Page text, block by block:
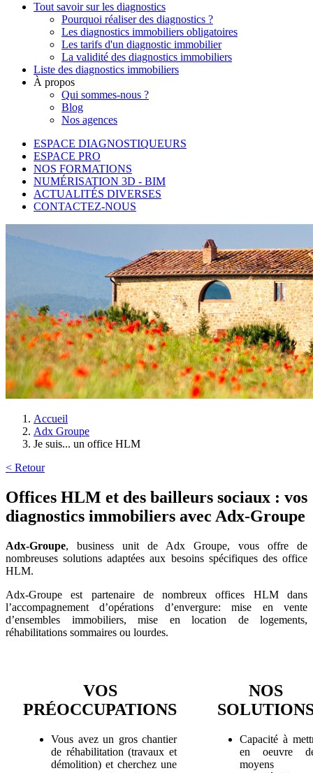
Tout savoir sur les diagnostics
Pourquoi réaliser des diagnostics ?
Les diagnostics immobiliers obligatoires
Les tarifs d'un diagnostic immobilier
La validité des diagnostics immobiliers
Liste des diagnostics immobiliers
À propos
Qui sommes-nous ?
Blog
Nos agences
ESPACE DIAGNOSTIQUEURS
ESPACE PRO
NOS FORMATIONS
NUMÉRISATION 3D - BIM
ACTUALITÉS DIVERSES
CONTACTEZ-NOUS
Accueil
Adx Groupe
Je suis... un office HLM
< Retour
Offices HLM et des bailleurs sociaux : vos
diagnostics immobiliers avec Adx-Groupe
Adx-Groupe, business unit de Adx Groupe, vous offre de
nombreuses solutions adaptées aux besoins spécifiques des office
HLM.
Adx-Groupe est partenaire de nombreux offices HLM dans
l’accompagnement d’opérations d’envergure: mise en vente
d’ensembles immobiliers, mise en location de logements,
réhabilitations sommaires ou lourdes.
VOS
PRÉOCCUPATIONS
Vous avez un gros chantier
de réhabilitation (travaux et
démolition) et cherchez une
NOS
Capacité à
en oeuvre
moyens